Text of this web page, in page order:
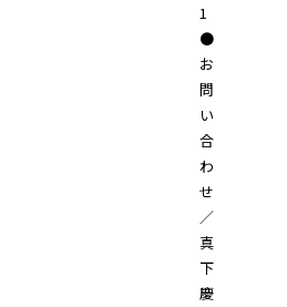
1
●
お
問
い
合
わ
せ
／
真
下
慶